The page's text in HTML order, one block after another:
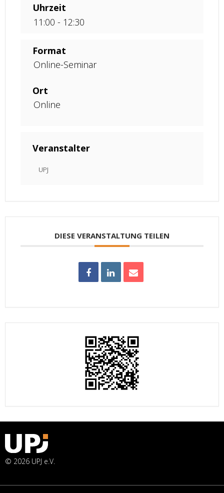
Uhrzeit
11:00 - 12:30
Format
Online-Seminar
Ort
Online
Veranstalter
UPJ
DIESE VERANSTALTUNG TEILEN
© 2026 UPJ e.V.